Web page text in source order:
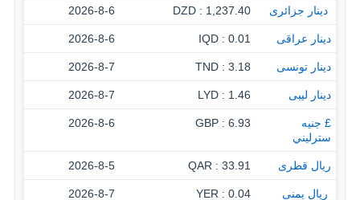
‏ دينار جزائرى 1,237.40 : DZD
2026-8-6
دينار عراقى 0.01 : IQD
2026-8-6
دينار تونسى 3.18 : TND
2026-8-7
دينار ليبى 1.46 : LYD
2026-8-7
£ جنيه
سترليني
6.93 : GBP
2026-8-6
ريال قطرى 33.91 : QAR
2026-8-5
‏ ريال يمنى 0.04 : YER
2026-8-7